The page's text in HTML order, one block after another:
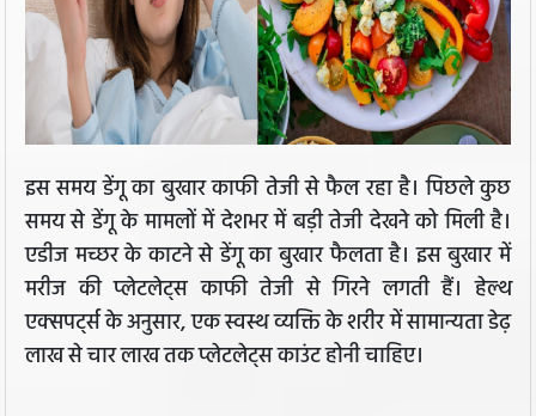
इस समय डेंगू का बुखार काफी तेजी से फैल रहा है। पिछले कुछ
समय से डेंगू के मामलों में देशभर में बड़ी तेजी देखने को मिली है।
एडीज मच्छर के काटने से डेंगू का बुखार फैलता है। इस बुखार में
मरीज की प्लेटलेट्स काफी तेजी से गिरने लगती हैं। हेल्थ
एक्सपर्ट्स के अनुसार, एक स्वस्थ व्यक्ति के शरीर में सामान्यता डेढ़
लाख से चार लाख तक प्लेटलेट्स काउंट होनी चाहिए।